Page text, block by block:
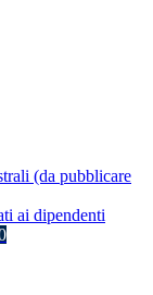
(da pubblicare
ai dipendenti